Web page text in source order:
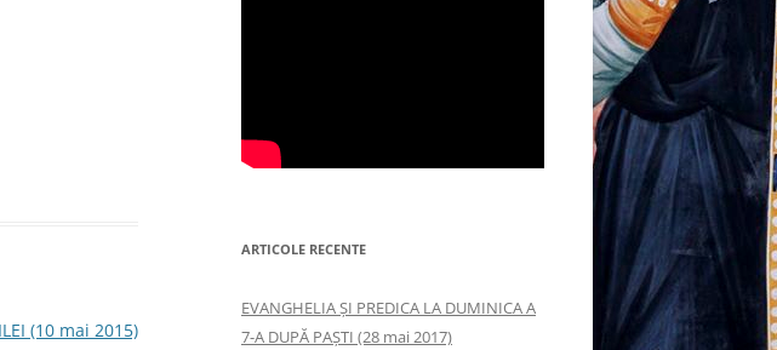
(10 mai 2015)
ARTICOLE RECENTE
EVANGHELIA ȘI PREDICA LA DUMINICA A
7-A DUPĂ PAȘTI (28 mai 2017)